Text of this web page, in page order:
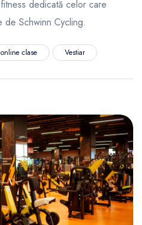
dedicată celor care
Schwinn Cycling.
clase Vestiar